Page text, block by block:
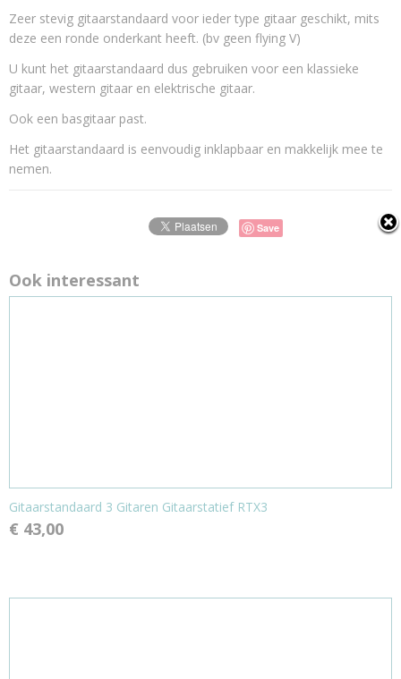
Zeer stevig gitaarstandaard voor ieder type gitaar geschikt, mits
deze een ronde onderkant heeft. (bv geen flying V)
U kunt het gitaarstandaard dus gebruiken voor een klassieke
gitaar, western gitaar en elektrische gitaar.
Ook een basgitaar past.
Het gitaarstandaard is eenvoudig inklapbaar en makkelijk mee te
nemen.
Save
Ook interessant
Gitaarstandaard 3 Gitaren Gitaarstatief RTX3
€ 43,00